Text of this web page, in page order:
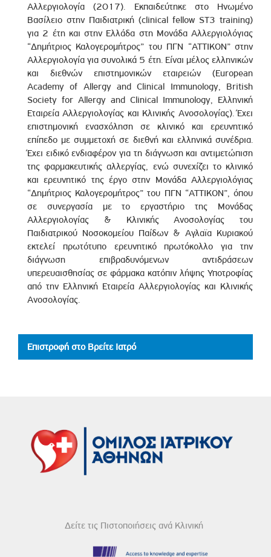
Αλλεργιολογία (2017). Εκπαιδεύτηκε στο Ηνωμένο
Βασίλειο στην Παιδιατρική (clinical fellow ST3 training)
για 2 έτη και στην Eλλάδα στη Μονάδα Αλλεργιολόγιας
“Δημήτριος Καλογερομήτρος” του ΠΓΝ “ΑΤΤΙΚΟΝ” στην
Αλλεργιολογία για συνολικά 5 έτη. Είναι μέλος ελληνικών
και διεθνών επιστημονικών εταιρειών (European
Academy of Allergy and Clinical Immunology, British
Society for Allergy and Clinical Immunology, Ελληνική
Εταιρεία Αλλεργιολογίας και Κλινικής Ανοσολογίας). Έχει
επιστημονική ενασχόληση σε κλινικό και ερευνητικό
επίπεδο με συμμετοχή σε διεθνή και ελληνικά συνέδρια.
Έχει ειδικό ενδιαφέρον για τη διάγνωση και αντιμετώπιση
της φαρμακευτικής αλλεργίας, ενώ συνεχίζει το κλινικό
και ερευνητικό της έργο στην Μονάδα Αλλεργιολόγιας
“Δημήτριος Καλογερομήτρος” του ΠΓΝ “ΑΤΤΙΚΟΝ”, όπου
σε συνεργασία με το εργαστήριο της Μονάδας
Αλλεργιολογίας & Κλινικής Ανοσολογίας του
Παιδιατρικού Νοσοκομείου Παίδων & Αγλαϊα Κυριακού
εκτελεί πρωτότυπο ερευνητικό πρωτόκολλο για την
διάγνωση επιβραδυνόμενων αντιδράσεων
υπερευαισθησίας σε φάρμακα κατόπιν λήψης Υποτροφίας
από την Ελληνική Εταιρεία Αλλεργιολογίας και Κλινικής
Ανοσολογίας.
Επιστροφή στο Βρείτε Ιατρό
Δείτε τις Πιστοποιήσεις ανά Κλινική